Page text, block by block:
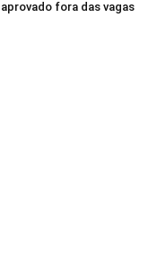
fora das vagas